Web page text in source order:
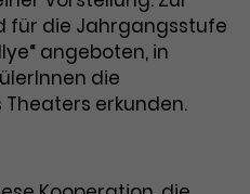
wiedererkannt werden,
Zugang zu
Bereichen gewährt.
wird von Google
Das Cookie
, Sitzungs- und
zu berechnen
Scripte, die es uns
unserer
und
Außerdem helfen sie
und Inhalte besser auf
für die Jahrgangsstufe
angeboten, in
die
erkunden.